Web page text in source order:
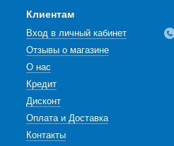
Клиентам
Вход в личный кабинет
Отзывы о магазине
О нас
Кредит
Дисконт
Оплата и Доставка
Контакты